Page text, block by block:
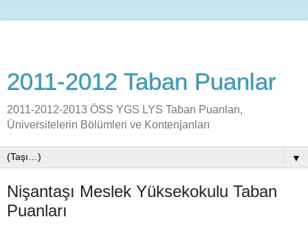
2011-2012 Taban Puanlar
2011-2012-2013 ÖSS YGS LYS Taban Puanları,
Üniversitelerin Bölümleri ve Kontenjanları
▼
Nişantaşı Meslek Yüksekokulu Taban
Puanları